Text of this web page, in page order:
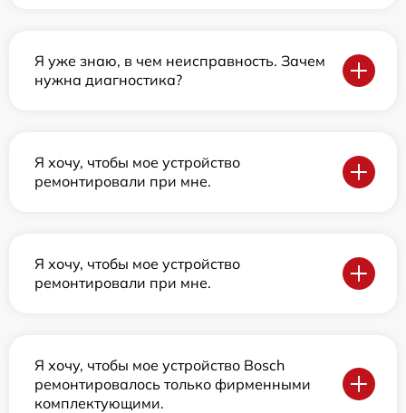
Я уже знаю, в чем неисправность. Зачем
нужна диагностика?
Я хочу, чтобы мое устройство
ремонтировали при мне.
Я хочу, чтобы мое устройство
ремонтировали при мне.
Я хочу, чтобы мое устройство Bosch
ремонтировалось только фирменными
комплектующими.